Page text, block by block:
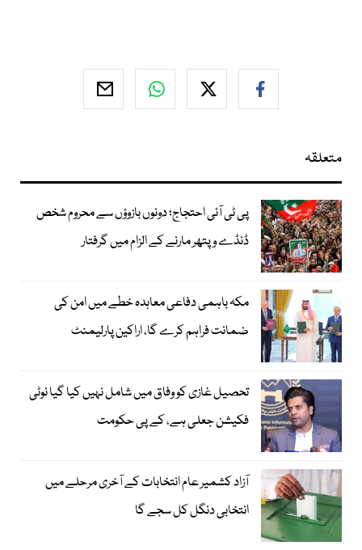
متعلقہ
پی ٹی آئی احتجاج؛ دونوں بازوؤں سے محروم شخص
ڈنڈے و پتھر مارنے کے الزام میں گرفتار
مکہ باہمی دفاعی معاہدہ خطے میں امن کی
ضمانت فراہم کرے گا، اراکین پارلیمنٹ
تحصیل غازی کو وفاق میں شامل نہیں کیا گیا نوٹی
فکیشن جعلی ہے، کے پی حکومت
آزاد کشمیر عام انتخابات کے آخری مرحلے میں
انتخابی دنگل کل سجے گا